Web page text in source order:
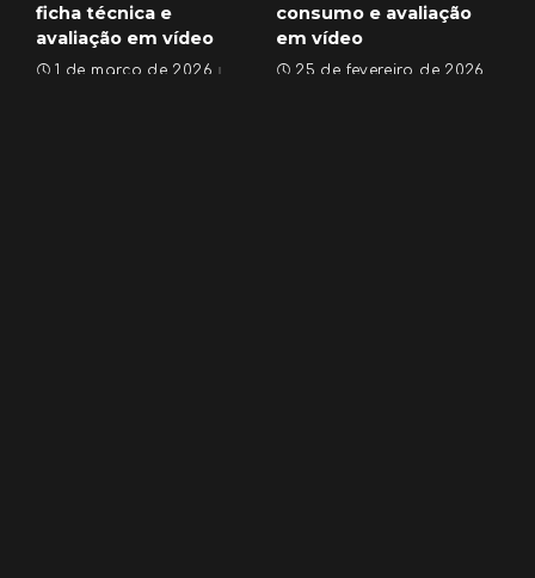
ficha técnica e
avaliação em vídeo
1 de março de 2026
consumo e avaliação
em vídeo
25 de fevereiro de 2026